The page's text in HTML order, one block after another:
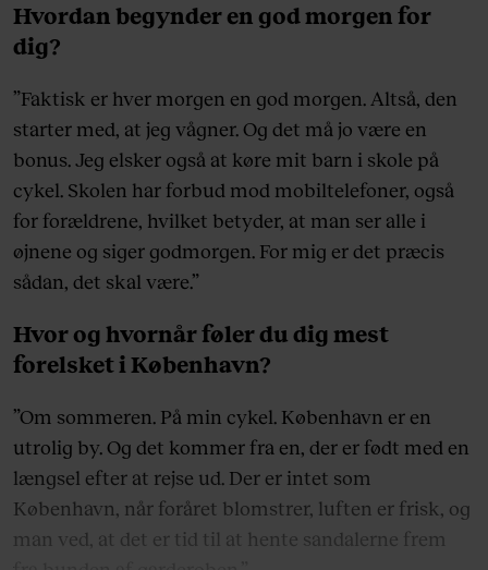
Hvordan begynder en god morgen for
dig?
”Faktisk er hver morgen en god morgen. Altså, den
starter med, at jeg vågner. Og det må jo være en
bonus. Jeg elsker også at køre mit barn i skole på
cykel. Skolen har forbud mod mobiltelefoner, også
for forældrene, hvilket betyder, at man ser alle i
øjnene og siger godmorgen. For mig er det præcis
sådan, det skal være.”
Hvor og hvornår føler du dig mest
forelsket i København?
”Om sommeren. På min cykel. København er en
utrolig by. Og det kommer fra en, der er født med en
længsel efter at rejse ud. Der er intet som
København, når foråret blomstrer, luften er frisk, og
man ved, at det er tid til at hente sandalerne frem